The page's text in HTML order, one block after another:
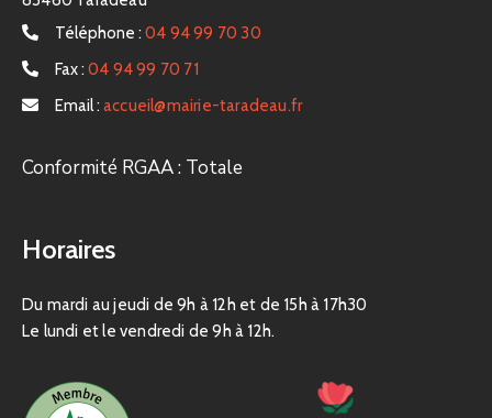
Téléphone : 04 94 99 70 30
Fax : 04 94 99 70 71
Email : accueil@mairie-taradeau.fr
Conformité RGAA : Totale
Horaires
Du mardi au jeudi de 9h à 12h et de 15h à 17h30
Le lundi et le vendredi de 9h à 12h.